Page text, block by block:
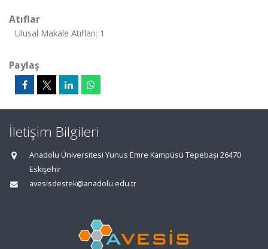
Atıflar
Ulusal Makale Atıfları: 1
Paylaş
İletişim Bilgileri
Anadolu Üniversitesi Yunus Emre Kampüsü Tepebaşı 26470
Eskişehir
avesisdestek@anadolu.edu.tr